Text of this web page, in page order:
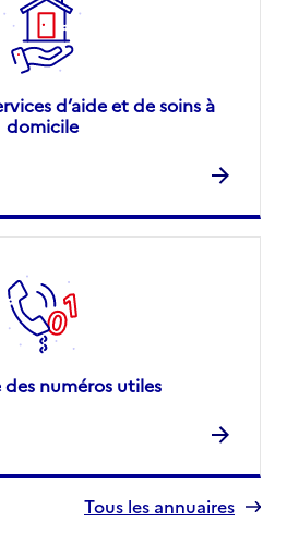
d’aide et de soins à
domicile
numéros utiles
Tous les annuaires